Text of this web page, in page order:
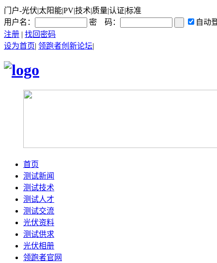
门户-光伏|太阳能|PV|技术|质量|认证|标准
用户名：
密 码：
自动
注册 | 找回密码
设为首页| 领跑者创新论坛|
首页
测试新闻
测试技术
测试人才
测试交流
光伏资料
测试供求
光伏相册
领跑者官网